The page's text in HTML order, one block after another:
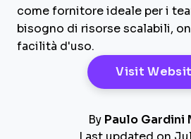
come fornitore ideale per i
bisogno di risorse scalabili,
facilità d'uso.
Visit
By Paulo Gardini
Last updated on